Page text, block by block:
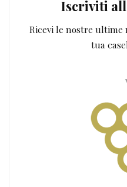
Iscriviti
Ricevi le nostre
tua